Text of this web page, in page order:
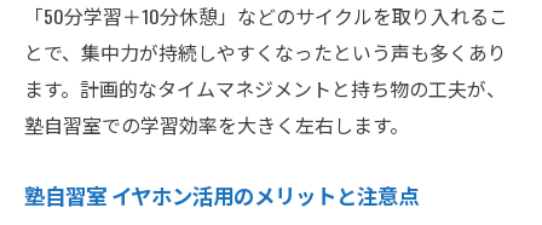
「50分学習＋10分休憩」などのサイクルを取り入れるこ
とで、集中力が持続しやすくなったという声も多くあり
ます。計画的なタイムマネジメントと持ち物の工夫が、
塾自習室での学習効率を大きく左右します。
塾自習室 イヤホン活用のメリットと注意点